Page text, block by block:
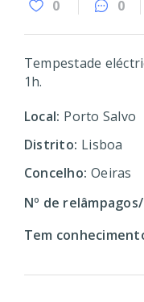
0 0
Tempestade
1h.
Local: Porto Salvo
Distrito: Lisboa
Concelho: Oeiras
Nº de
Tem